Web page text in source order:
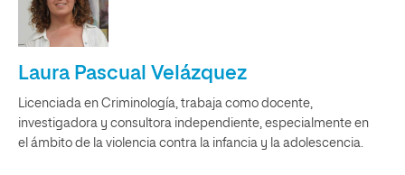
Laura Pascual Velázquez
Licenciada en Criminología, trabaja como docente,
investigadora y consultora independiente, especialmente en
el ámbito de la violencia contra la infancia y la adolescencia.